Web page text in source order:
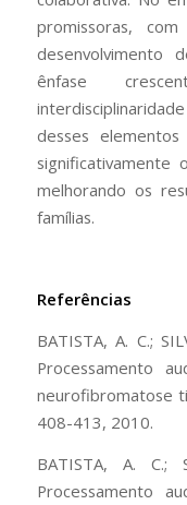
promissoras,
desenvolvimento
ênfase
desses
significativamente
melhorando os
famílias.
Referências
BATISTA, A. C.;
Processamento
neurofibromatose
408-413, 2010.
BATISTA, A.
Processamento